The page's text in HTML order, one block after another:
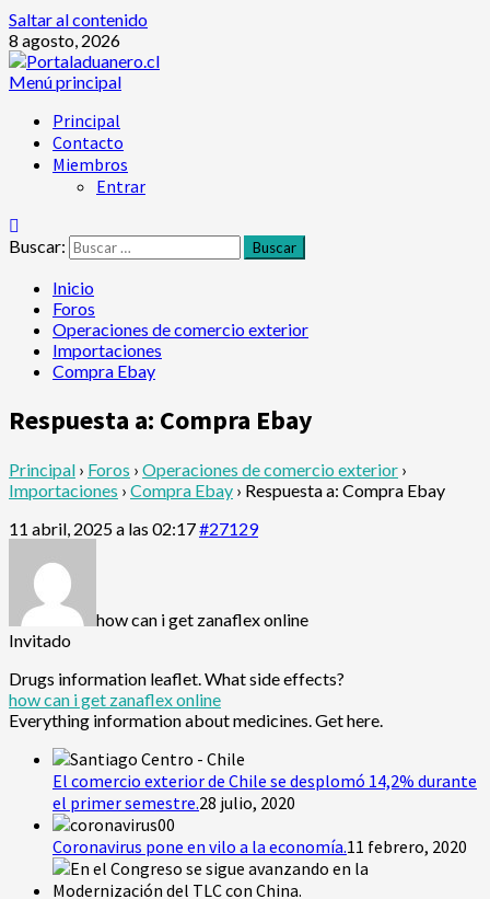
Saltar al contenido
8 agosto, 2026
Menú principal
Principal
Contacto
Miembros
Entrar
Buscar:
Inicio
Foros
Operaciones de comercio exterior
Importaciones
Compra Ebay
Respuesta a: Compra Ebay
Principal › Foros › Operaciones de comercio exterior ›
Importaciones › Compra Ebay › Respuesta a: Compra Ebay
11 abril, 2025 a las 02:17#27129
how can i get zanaflex online
Invitado
Drugs information leaflet. What side effects?
how can i get zanaflex online
Everything information about medicines. Get here.
El comercio exterior de Chile se desplomó 14,2% durante
el primer semestre.28 julio, 2020
Coronavirus pone en vilo a la economía.11 febrero, 2020